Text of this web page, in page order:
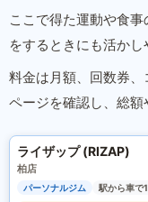
ここで得た運動や食
をするときにも活かし
料金は月額、回数券
ページを確認し、総額
ライザップ (RIZAP)
柏店
パーソナルジム
駅から車で